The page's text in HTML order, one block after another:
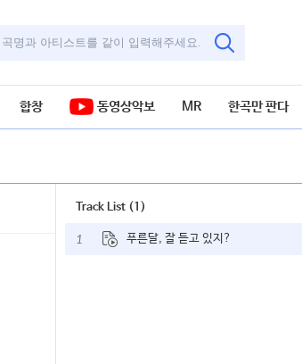
합창 동영상악보 MR 한곡만 판다
Track List (1)
1 푸른달, 잘 듣고 있지?